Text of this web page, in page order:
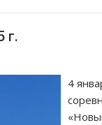
г.
4